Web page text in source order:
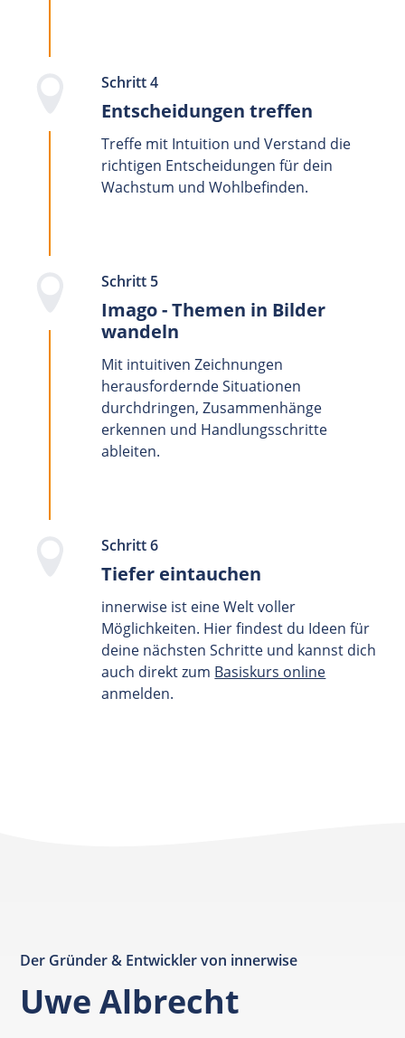
Schritt 4
Entscheidungen treffen
Treffe mit Intuition und Verstand die
richtigen Entscheidungen für dein
Wachstum und Wohlbefinden.
Schritt 5
Imago - Themen in Bilder
wandeln
Mit intuitiven Zeichnungen
herausfordernde Situationen
durchdringen, Zusammenhänge
erkennen und Handlungsschritte
ableiten.
Schritt 6
Tiefer eintauchen
innerwise ist eine Welt voller
Möglichkeiten. Hier findest du Ideen für
deine nächsten Schritte und kannst dich
auch direkt zum Basiskurs online
anmelden.
Der Gründer & Entwickler von innerwise
Uwe Albrecht